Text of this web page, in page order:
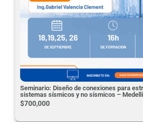
Seminario: Diseño de conexiones para
sistemas sísmicos y no sísmicos –
$700,000